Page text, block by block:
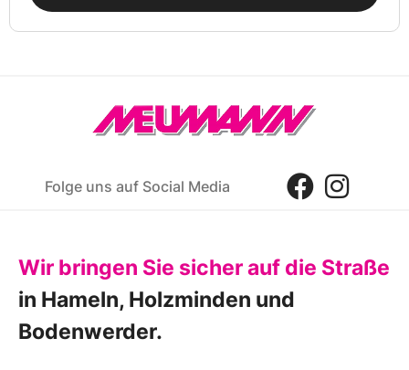
Folge uns auf Social Media
Wir bringen Sie sicher auf die Straße
in Hameln, Holzminden und
Bodenwerder.